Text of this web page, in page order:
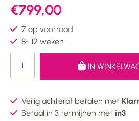
€799,00
7 op voorraad
8- 12 weken
IN
Veilig achteraf betalen met
Betaal in 3 termijnen met in3